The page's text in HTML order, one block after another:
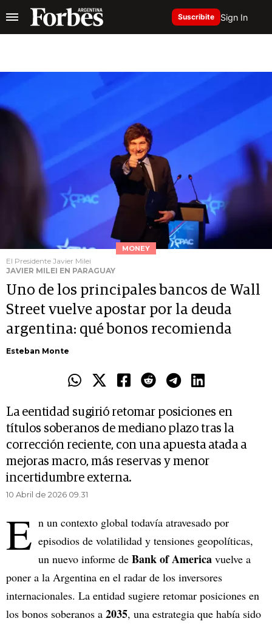
Suscribite Sign In
MONEY
El Presidente Javier Milei
JAVIER MILEI EN PARAGUAY
Uno de los principales bancos de Wall
Street vuelve apostar por la deuda
argentina: qué bonos recomienda
Esteban Monte
La eentidad sugirió retomar posiciones en
títulos soberanos de mediano plazo tras la
corrección reciente, con una apuesta atada a
mejoras macro, más reservas y menor
incertidumbre externa.
10 Abril de 2026 09.31
E n un contexto global todavía atravesado por
episodios de volatilidad y tensiones geopolíticas,
un nuevo informe de Bank of America vuelve a
poner a la Argentina en el radar de los inversores
internacionales. La entidad sugiere retomar posiciones en
los bonos soberanos a 2035, una estrategia que había sido